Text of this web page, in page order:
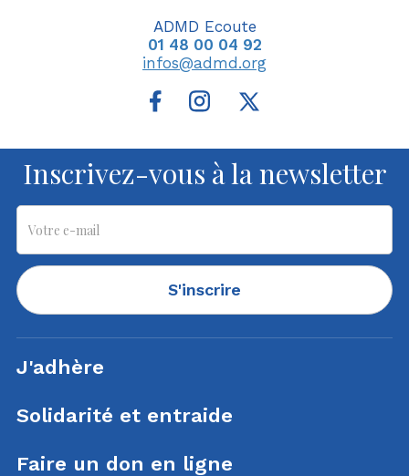
ADMD Ecoute
01 48 00 04 92
infos@admd.org
Inscrivez-vous à la newsletter
S'inscrire
J'adhère
Solidarité et entraide
Faire un don en ligne